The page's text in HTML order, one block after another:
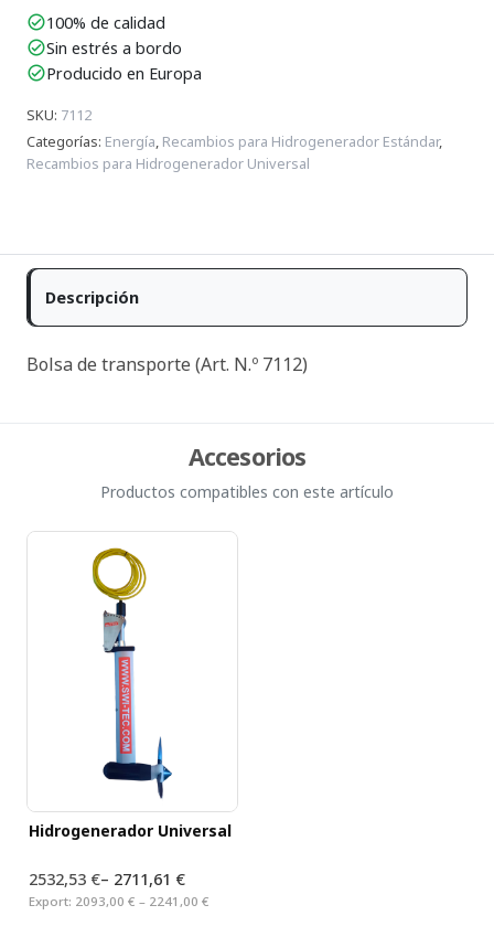
check_circle100% de calidad
check_circleSin estrés a bordo
check_circleProducido en Europa
SKU: 7112
Categorías: Energía, Recambios para Hidrogenerador Estándar,
Recambios para Hidrogenerador Universal
Descripción
Bolsa de transporte (Art. N.º 7112)
Accesorios
Productos compatibles con este artículo
Hidrogenerador Universal
2532,53 €– 2711,61 €
Export: 2093,00 € – 2241,00 €